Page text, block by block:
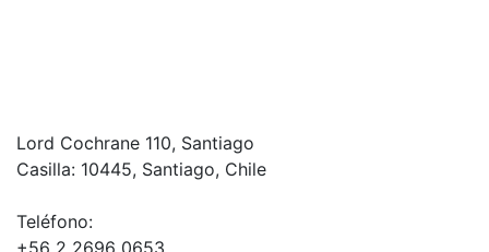
Lord Cochrane 110, Santiago
Casilla: 10445, Santiago, Chile
Teléfono:
+56 2 2696 0653